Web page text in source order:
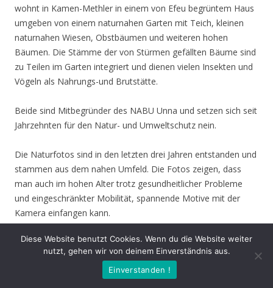
wohnt in Kamen-Methler in einem von Efeu begrüntem Haus
umgeben von einem naturnahen Garten mit Teich, kleinen
naturnahen Wiesen, Obstbäumen und weiteren hohen
Bäumen. Die Stämme der von Stürmen gefällten Bäume sind
zu Teilen im Garten integriert und dienen vielen Insekten und
Vögeln als Nahrungs-und Brutstätte.
Beide sind Mitbegründer des NABU Unna und setzen sich seit
Jahrzehnten für den Natur- und Umweltschutz nein.
Die Naturfotos sind in den letzten drei Jahren entstanden und
stammen aus dem nahen Umfeld. Die Fotos zeigen, dass
man auch im hohen Alter trotz gesundheitlicher Probleme
und eingeschränkter Mobilität, spannende Motive mit der
Kamera einfangen kann.
Buntspecht
Diese Website benutzt Cookies. Wenn du die Website weiter
nutzt, gehen wir von deinem Einverständnis aus.
Einverstanden !